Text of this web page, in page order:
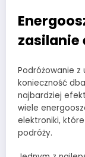
zasilanie
Podróżowanie
konieczność
najbardziej
wiele
elektroniki,
podróży.